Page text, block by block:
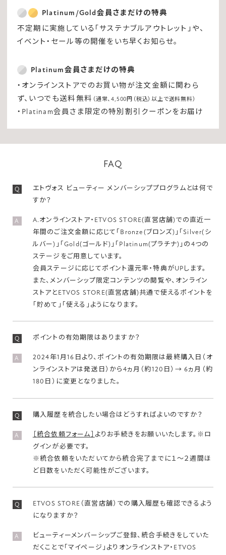
Platinum/Gold会員さまだけの特典
不定期に実施している「サステナブルアウトレット」や、
イベント・セール等の開催をいち早くお知らせ。
Platinum会員さまだけの特典
・オンラインストアでのお買い物が注文金額に関わら
ず、いつでも送料無料 （通常、4,500円（税込）以上で送料無料）
・Platinam会員さま限定の特別割引クーポンをお届け
FAQ
Q
エトヴォス ビューティー メンバーシッププログラムとは何で
すか？
A
A.オンラインストア・ETVOS STORE(直営店舗)での直近一
年間のご注文金額に応じて「Bronze(ブロンズ)」「Silver(シ
ルバー)」「Gold(ゴールド)」「Platinum(プラチナ)」の4つの
ステージをご用意しています。
会員ステージに応じてポイント還元率・特典がUPします。
また、メンバーシップ限定コンテンツの閲覧や、オンライン
ストアとETVOS STORE(直営店舗)共通で使えるポイントを
「貯めて」「使える」ようになります。
Q ポイントの有効期限はありますか？
A
2024年1月16日より、ポイントの有効期限は最終購入日（オ
ンラインストアは発送日）から4ヵ月（約120日）→ 6ヵ月（約
180日）に変更となりました。
Q 購入履歴を統合したい場合はどうすればよいのですか？
A ［統合依頼フォーム］ よりお手続きをお願いいたします。※ロ
グインが必要です。
※統合依頼をいただいてから統合完了までに１～２週間ほ
ど日数をいただく可能性がございます。
Q
ETVOS STORE（直営店舗）での購入履歴も確認できるよう
になりますか？
A
ビューティーメンバーシップご登録、統合手続きをしていた
だくことで「マイページ」よりオンラインストア・ETVOS